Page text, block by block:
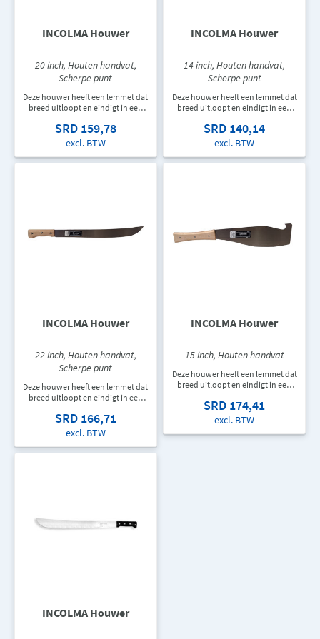
INCOLMA Houwer
20 inch, Houten handvat,
Scherpe punt
Deze houwer heeft een lemmet dat
breed uitloopt en eindigt in een
houten handvat en is 508 mm lang.
SRD 159,78
excl. BTW
INCOLMA Houwer
14 inch, Houten handvat,
Scherpe punt
Deze houwer heeft een lemmet dat
breed uitloopt en eindigt in een
houten handvat en is 356 mm lang.
SRD 140,14
excl. BTW
INCOLMA Houwer
22 inch, Houten handvat,
Scherpe punt
Deze houwer heeft een lemmet dat
breed uitloopt en eindigt in een
houten handvat en is 559 mm lang.
SRD 166,71
excl. BTW
INCOLMA Houwer
15 inch, Houten handvat
Deze houwer heeft een lemmet dat
breed uitloopt en eindigt in een
handvat en is 381 mm lang.
SRD 174,41
excl. BTW
INCOLMA Houwer